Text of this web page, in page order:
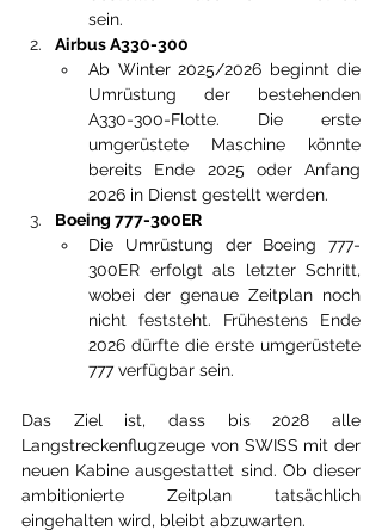
sein.
Airbus A330-300
Ab Winter 2025/2026 beginnt die
Umrüstung der bestehenden
A330-300-Flotte. Die erste
umgerüstete Maschine könnte
bereits Ende 2025 oder Anfang
2026 in Dienst gestellt werden.
Boeing 777-300ER
Die Umrüstung der Boeing 777-
300ER erfolgt als letzter Schritt,
wobei der genaue Zeitplan noch
nicht feststeht. Frühestens Ende
2026 dürfte die erste umgerüstete
777 verfügbar sein.
Das Ziel ist, dass bis 2028 alle
Langstreckenflugzeuge von SWISS mit der
neuen Kabine ausgestattet sind. Ob dieser
ambitionierte Zeitplan tatsächlich
eingehalten wird, bleibt abzuwarten.